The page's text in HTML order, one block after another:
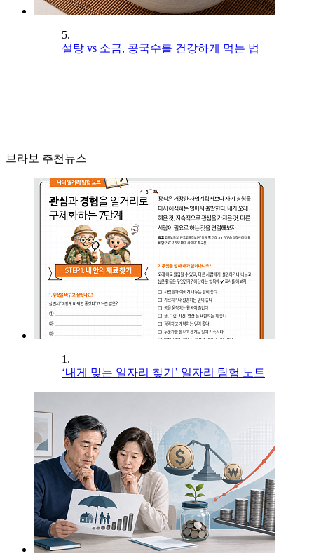
5.
설탕 vs 소금, 콩국수를 건강하게 먹는 법
브라보 추천뉴스
1.
‘내게 맞는 일자리 찾기’ 일자리 탐험 노트